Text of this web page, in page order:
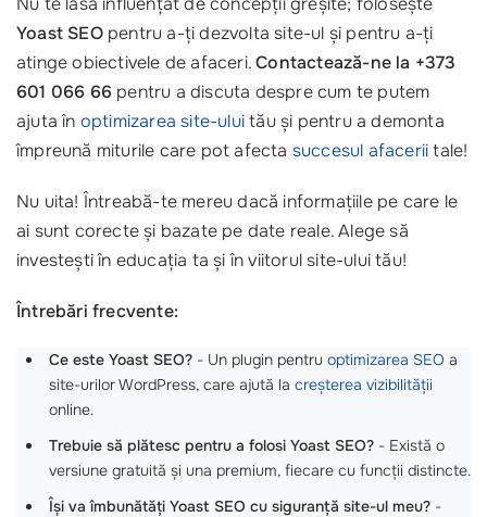
Yoast SEOpentru a-ți dezvolta site-ul și pentru a-ți
atinge obiectivele de afaceri.Contactează-ne la +373
601 066 66 pentru a discuta despre cum te putem
ajuta în optimizarea site-uluitău și pentru a demonta
împreună miturile care pot afecta succesul afaceriitale!
Nu uita! Întreabă-te mereu dacă informațiile pe care le
ai sunt corecte și bazate pe date reale. Alege să
investești în educația ta și în viitorul site-ului tău!
Întrebări frecvente:
Ce este Yoast SEO? - Un plugin pentru optimizarea SEO a
site-urilor WordPress, care ajută la creșterea vizibilității
online.
Trebuie să plătesc pentru a folosi Yoast SEO? - Există o
versiune gratuită și una premium, fiecare cu funcții distincte.
Își va îmbunătăți Yoast SEO cu siguranță site-ul meu? -